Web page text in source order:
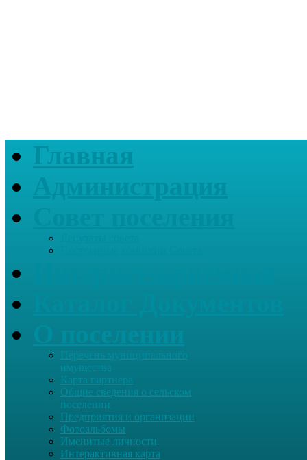
Главная
Перечень муниципального
имущества
Карта партнера
Общие сведения о сельском
поселении
Предприятия и организации
Фотоальбомы
Именитые личности
Интерактивная карта